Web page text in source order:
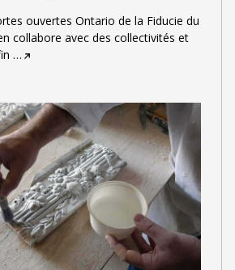
ouvertes Ontario de la Fiducie du
collabore avec des collectivités et
…